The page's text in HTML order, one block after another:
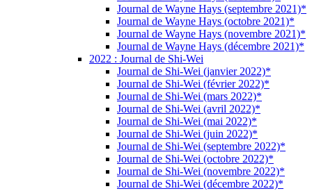
Journal de Wayne Hays (septembre 2021)*
Journal de Wayne Hays (octobre 2021)*
Journal de Wayne Hays (novembre 2021)*
Journal de Wayne Hays (décembre 2021)*
2022 : Journal de Shi-Wei
Journal de Shi-Wei (janvier 2022)*
Journal de Shi-Wei (février 2022)*
Journal de Shi-Wei (mars 2022)*
Journal de Shi-Wei (avril 2022)*
Journal de Shi-Wei (mai 2022)*
Journal de Shi-Wei (juin 2022)*
Journal de Shi-Wei (septembre 2022)*
Journal de Shi-Wei (octobre 2022)*
Journal de Shi-Wei (novembre 2022)*
Journal de Shi-Wei (décembre 2022)*